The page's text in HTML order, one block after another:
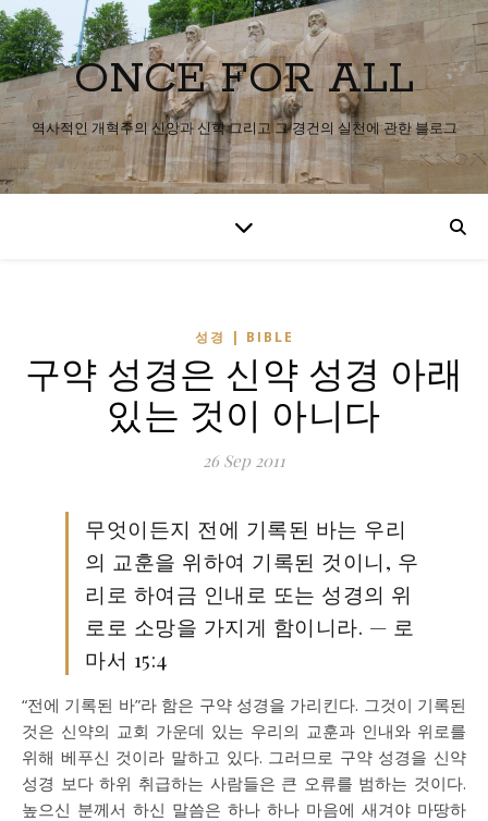
ONCE FOR ALL
역사적인 개혁주의 신앙과 신학 그리고 그 경건의 실천에 관한 블로그
성경 | BIBLE
구약 성경은 신약 성경 아래
있는 것이 아니다
26 Sep 2011
무엇이든지 전에 기록된 바는 우리
의 교훈을 위하여 기록된 것이니, 우
리로 하여금 인내로 또는 성경의 위
로로 소망을 가지게 함이니라. — 로
마서 15:4
“전에 기록된 바”라 함은 구약 성경을 가리킨다. 그것이 기록된
것은 신약의 교회 가운데 있는 우리의 교훈과 인내와 위로를
위해 베푸신 것이라 말하고 있다. 그러므로 구약 성경을 신약
성경 보다 하위 취급하는 사람들은 큰 오류를 범하는 것이다.
높으신 분께서 하신 말씀은 하나 하나 마음에 새겨야 마땅하